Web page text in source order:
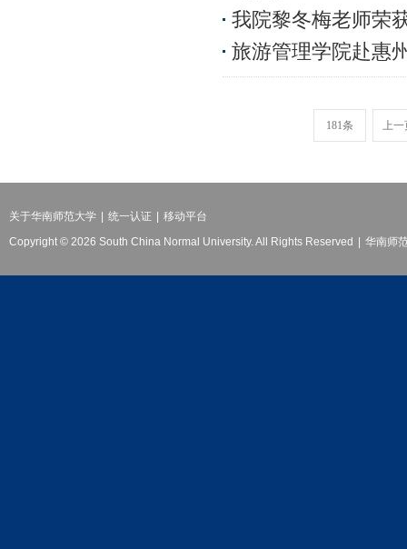
我院黎冬梅老师荣
旅游管理学院赴惠
181条 上一
关于华南师范大学 统一认证
移动平台
Copyright © 2026 South China Normal University. All Rights Reserved
华南师